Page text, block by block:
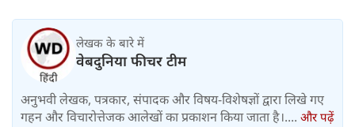
लेखक के बारे में
वेबदुनिया फीचर टीम
अनुभवी लेखक, पत्रकार, संपादक और विषय-विशेषज्ञों द्वारा लिखे गए
गहन और विचारोत्तेजक आलेखों का प्रकाशन किया जाता है।.... और पढ़ें